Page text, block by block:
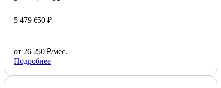
5 479 650 ₽
от 26 250 ₽/мес.
Подробнее